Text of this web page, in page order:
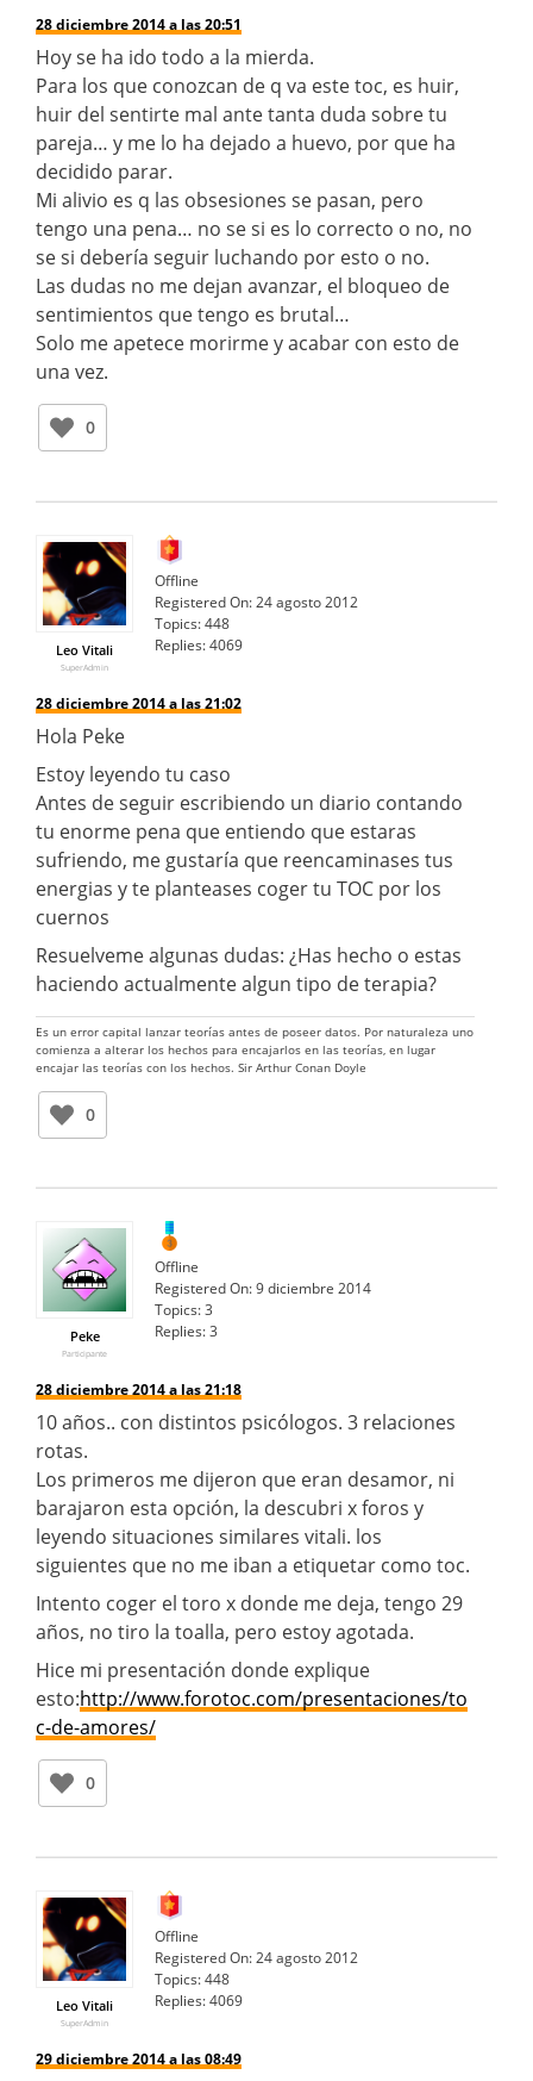
28 diciembre 2014 a las 20:51
Hoy se ha ido todo a la mierda.
Para los que conozcan de q va este toc, es huir,
huir del sentirte mal ante tanta duda sobre tu
pareja… y me lo ha dejado a huevo, por que ha
decidido parar.
Mi alivio es q las obsesiones se pasan, pero
tengo una pena… no se si es lo correcto o no, no
se si debería seguir luchando por esto o no.
Las dudas no me dejan avanzar, el bloqueo de
sentimientos que tengo es brutal…
Solo me apetece morirme y acabar con esto de
una vez.
0
Leo Vitali
SuperAdmin
Offline
Registered On:24 agosto 2012
Topics:448
Replies:4069
28 diciembre 2014 a las 21:02
Hola Peke
Estoy leyendo tu caso
Antes de seguir escribiendo un diario contando
tu enorme pena que entiendo que estaras
sufriendo, me gustaría que reencaminases tus
energias y te planteases coger tu TOC por los
cuernos
Resuelveme algunas dudas: ¿Has hecho o estas
haciendo actualmente algun tipo de terapia?
Es un error capital lanzar teorías antes de poseer datos. Por naturaleza uno
comienza a alterar los hechos para encajarlos en las teorías, en lugar
encajar las teorías con los hechos. Sir Arthur Conan Doyle
0
Peke
Participante
Offline
Registered On:9 diciembre 2014
Topics:3
Replies:3
28 diciembre 2014 a las 21:18
10 años.. con distintos psicólogos. 3 relaciones
rotas.
Los primeros me dijeron que eran desamor, ni
barajaron esta opción, la descubri x foros y
leyendo situaciones similares vitali. los
siguientes que no me iban a etiquetar como toc.
Intento coger el toro x donde me deja, tengo 29
años, no tiro la toalla, pero estoy agotada.
Hice mi presentación donde explique
esto:http://www.forotoc.com/presentaciones/to
c-de-amores/
0
Leo Vitali
SuperAdmin
Offline
Registered On:24 agosto 2012
Topics:448
Replies:4069
29 diciembre 2014 a las 08:49